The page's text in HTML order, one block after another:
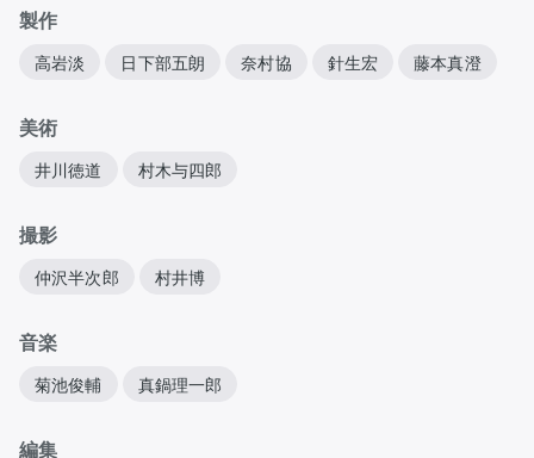
製作
高岩淡 日下部五朗 奈村協 針生宏 藤本真澄
美術
井川徳道 村木与四郎
撮影
仲沢半次郎 村井博
音楽
菊池俊輔 真鍋理一郎
編集